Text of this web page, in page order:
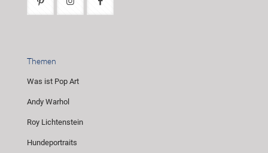
Themen
Was ist Pop Art
Andy Warhol
Roy Lichtenstein
Hundeportraits